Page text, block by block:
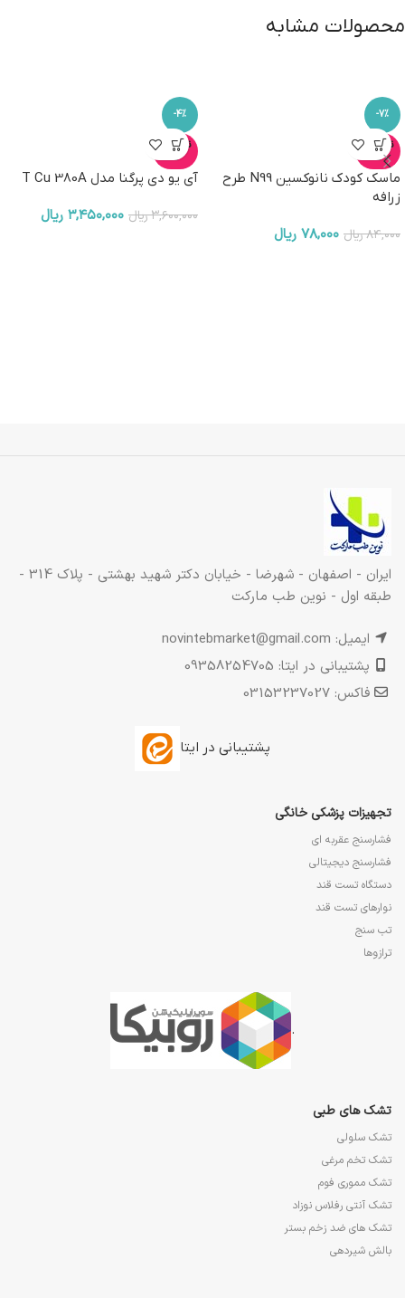
محصولات مشابه
-7%
ناموجو
د
ماسک کودک نانوکسین N99 طرح
زرافه
۸۴,۰۰۰ریال ۷۸,۰۰۰ ریال
-4%
ناموجو
د
آی یو دی پرگنا مدل T Cu 380A
۳,۶۰۰,۰۰۰ریال ۳,۴۵۰,۰۰۰ ریال
ایران - اصفهان - شهرضا - خیابان دکتر شهید بهشتی - پلاک 314 -
طبقه اول - نوین طب مارکت
ایمیل: novintebmarket@gmail.com
پشتیبانی در ایتا: 09358254705
فاکس: 03153237027
پشتیبانی در ایتا
تجهیزات پزشکی خانگی
فشارسنج عقربه ای
فشارسنج دیجیتالی
دستگاه تست قند
نوارهای تست قند
تب سنج
ترازوها
.
تشک های طبی
تشک سلولی
تشک تخم مرغی
تشک مموری فوم
تشک آنتی رفلاس نوزاد
تشک های ضد زخم بستر
بالش شیردهی